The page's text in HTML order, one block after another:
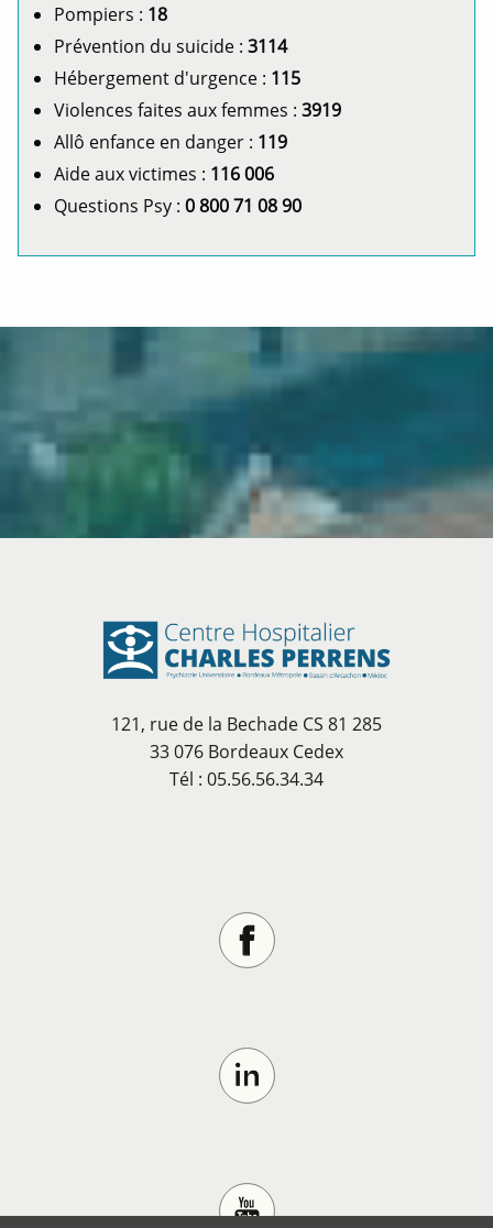
Pompiers : 18
Prévention du suicide : 3114
Hébergement d'urgence : 115
Violences faites aux femmes : 3919
Allô enfance en danger : 119
Aide aux victimes : 116 006
Questions Psy : 0 800 71 08 90
121, rue de la Bechade CS 81 285
33 076 Bordeaux Cedex
Tél : 05.56.56.34.34